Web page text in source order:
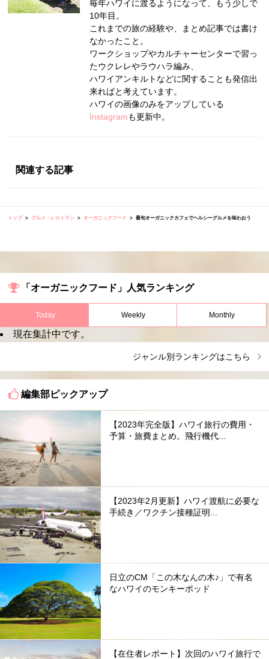
毎年ハワイに渡るようになって、もう少しで
10年目。
これまでの旅の経験や、まとめ記事では書け
なかったこと。
ワークショップやカルチャーセンターで習っ
たウクレレやラウハラ編み、
ハワイアンキルトなどに関することも発信出
来ればと考えています。
ハワイの画像のみをアップしている
Instagramも更新中。
関連する記事
トップ グルメ・レストラン オーガニックフード 最旬オーガニックカフェでヘルシーグルメを味わおう
「オーガニックフード」人気ランキング
Today Weekly Monthly
現在集計中です。
ジャンル別ランキングはこちら
編集部ピックアップ
【2023年完全版】ハワイ旅行の費用・
予算・旅費まとめ。飛行機代...
【2023年2月更新】ハワイ渡航に必要な
手続き／ワクチン接種証明...
日立のCM「この木なんの木♪」で有名
なハワイのモンキーポッド
【在住者レポート】次回のハワイ旅行で